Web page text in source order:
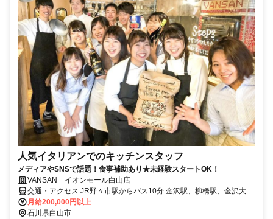
人気イタリアンでのキッチンスタッフ
メディアやSNSで話題！食事補助あり★未経験スタートOK！
VANSAN イオンモール白山店
交通・アクセス JR野々市駅からバス10分 金沢駅、柳橋駅、金沢大学
付属病院からもバス有 車通勤OK
月給200,000円以上
石川県白山市